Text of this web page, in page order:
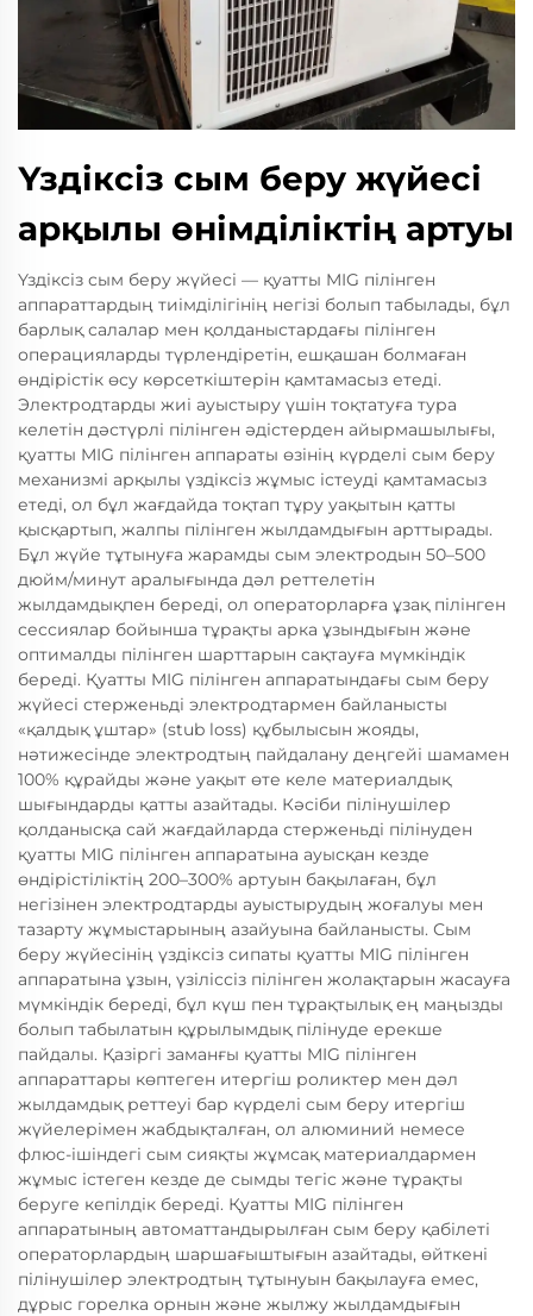
Үздіксіз сым беру жүйесі
арқылы өнімділіктің артуы
Үздіксіз сым беру жүйесі — қуатты MIG пілінген
аппараттардың тиімділігінің негізі болып табылады, бұл
барлық салалар мен қолданыстардағы пілінген
операцияларды түрлендіретін, ешқашан болмаған
өндірістік өсу көрсеткіштерін қамтамасыз етеді.
Электродтарды жиі ауыстыру үшін тоқтатуға тура
келетін дәстүрлі пілінген әдістерден айырмашылығы,
қуатты MIG пілінген аппараты өзінің күрделі сым беру
механизмі арқылы үздіксіз жұмыс істеуді қамтамасыз
етеді, ол бұл жағдайда тоқтап тұру уақытын қатты
қысқартып, жалпы пілінген жылдамдығын арттырады.
Бұл жүйе тұтынуға жарамды сым электродын 50–500
дюйм/минут аралығында дәл реттелетін
жылдамдықпен береді, ол операторларға ұзақ пілінген
сессиялар бойынша тұрақты арка ұзындығын және
оптималды пілінген шарттарын сақтауға мүмкіндік
береді. Қуатты MIG пілінген аппаратындағы сым беру
жүйесі стерженьді электродтармен байланысты
«қалдық ұштар» (stub loss) құбылысын жояды,
нәтижесінде электродтың пайдалану деңгейі шамамен
100% құрайды және уақыт өте келе материалдық
шығындарды қатты азайтады. Кәсіби пілінушілер
қолданысқа сай жағдайларда стерженьді пілінуден
қуатты MIG пілінген аппаратына ауысқан кезде
өндірістіліктің 200–300% артуын бақылаған, бұл
негізінен электродтарды ауыстырудың жоғалуы мен
тазарту жұмыстарының азайуына байланысты. Сым
беру жүйесінің үздіксіз сипаты қуатты MIG пілінген
аппаратына ұзын, үзіліссіз пілінген жолақтарын жасауға
мүмкіндік береді, бұл күш пен тұрақтылық ең маңызды
болып табылатын құрылымдық пілінуде ерекше
пайдалы. Қазіргі заманғы қуатты MIG пілінген
аппараттары көптеген итергіш роликтер мен дәл
жылдамдық реттеуі бар күрделі сым беру итергіш
жүйелерімен жабдықталған, ол алюминий немесе
флюс-ішіндегі сым сияқты жұмсақ материалдармен
жұмыс істеген кезде де сымды тегіс және тұрақты
беруге кепілдік береді. Қуатты MIG пілінген
аппаратының автоматтандырылған сым беру қабілеті
операторлардың шаршағыштығын азайтады, өйткені
пілінушілер электродтың тұтынуын бақылауға емес,
дұрыс горелка орнын және жылжу жылдамдығын